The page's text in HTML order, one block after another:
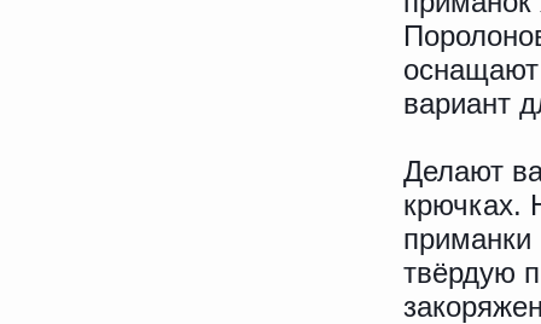
вариант
Делают
крючках.
приманки
твёрдую